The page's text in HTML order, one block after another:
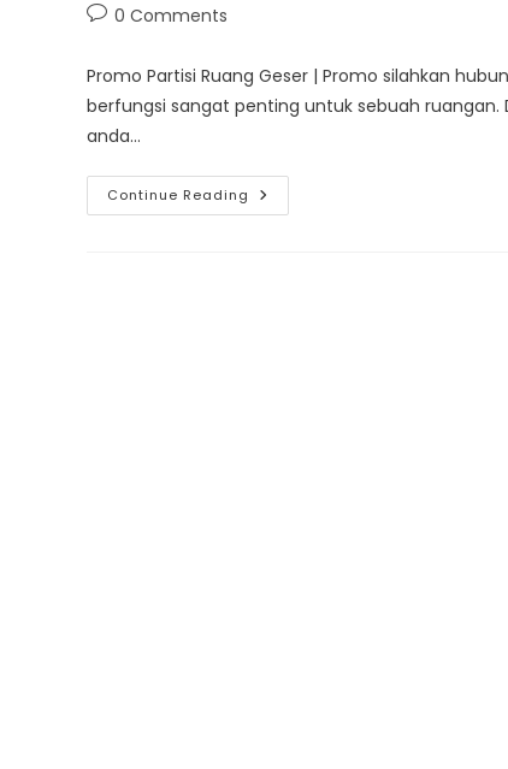
Post0 Comments
Promo Partisi Ruang Geser | Promo silahkan
berfungsi sangat penting untuk sebuah
anda…
Continue Reading Promo
Partisi